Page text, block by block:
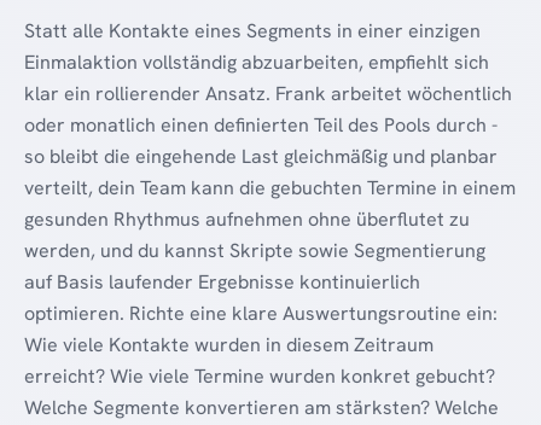
Statt alle Kontakte eines Segments in einer einzigen
Einmalaktion vollständig abzuarbeiten, empfiehlt sich
klar ein rollierender Ansatz. Frank arbeitet wöchentlich
oder monatlich einen definierten Teil des Pools durch -
so bleibt die eingehende Last gleichmäßig und planbar
verteilt, dein Team kann die gebuchten Termine in einem
gesunden Rhythmus aufnehmen ohne überflutet zu
werden, und du kannst Skripte sowie Segmentierung
auf Basis laufender Ergebnisse kontinuierlich
optimieren. Richte eine klare Auswertungsroutine ein:
Wie viele Kontakte wurden in diesem Zeitraum
erreicht? Wie viele Termine wurden konkret gebucht?
Welche Segmente konvertieren am stärksten? Welche